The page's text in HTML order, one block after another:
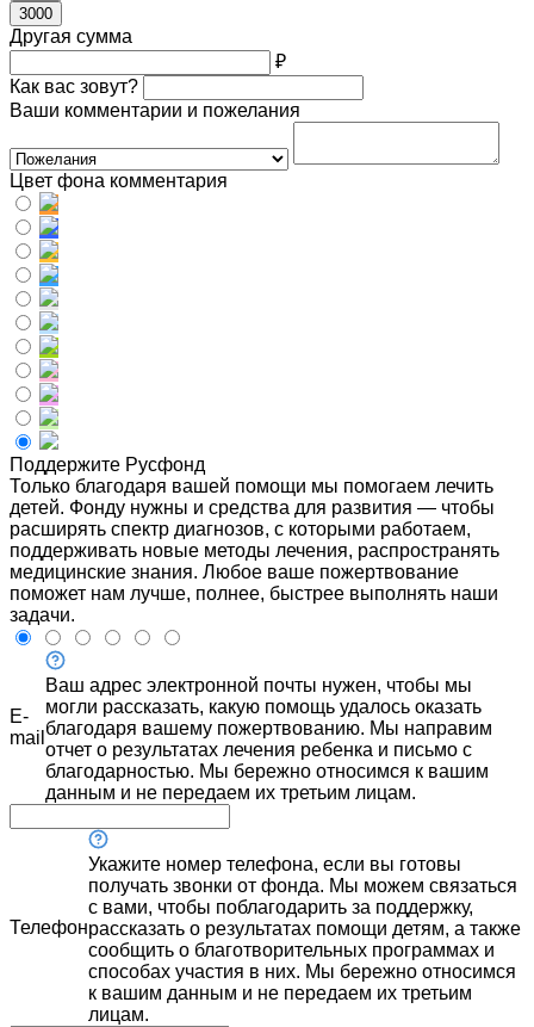
3000
Другая сумма
₽
Как вас зовут?
Ваши комментарии и пожелания
Цвет фона комментария
Поддержите Русфонд
Только благодаря вашей помощи мы помогаем лечить
детей. Фонду нужны и средства для развития — чтобы
расширять спектр диагнозов, с которыми работаем,
поддерживать новые методы лечения, распространять
медицинские знания. Любое ваше пожертвование
поможет нам лучше, полнее, быстрее выполнять наши
задачи.
E-
mail
Ваш адрес электронной почты нужен, чтобы мы
могли рассказать, какую помощь удалось оказать
благодаря вашему пожертвованию. Мы направим
отчет о результатах лечения ребенка и письмо с
благодарностью. Мы бережно относимся к вашим
данным и не передаем их третьим лицам.
Телефон
Укажите номер телефона, если вы готовы
получать звонки от фонда. Мы можем связаться
с вами, чтобы поблагодарить за поддержку,
рассказать о результатах помощи детям, а также
сообщить о благотворительных программах и
способах участия в них. Мы бережно относимся
к вашим данным и не передаем их третьим
лицам.